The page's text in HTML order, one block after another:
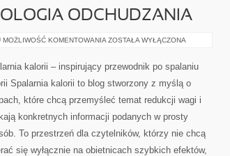
ODCHUDZANIA
MOŻLIWOŚĆ KOMENTOWANIA MOTYWACJA
ODCHUDZANIA
ZOSTAŁA WYŁĄCZONA
kalorii – inspirujący przewodnik po spalaniu
Spalarnia kalorii to blog stworzony z myślą o
które chcą przemyśleć temat redukcji wagi i
konkretnych informacji podanych w prosty
To przestrzeń dla czytelników, którzy nie chcą
się wyłącznie na obietnicach szybkich efektów,